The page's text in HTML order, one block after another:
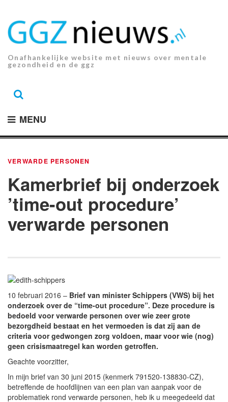
inhoud.
Onafhankelijke website met nieuws over mentale
gezondheid en de ggz
MENU
VERWARDE PERSONEN
Kamerbrief bij onderzoek
’time-out procedure’
verwarde personen
10 februari 2016 – Brief van minister Schippers (VWS) bij het
onderzoek over de “time-out procedure”. Deze procedure is
bedoeld voor verwarde personen over wie zeer grote
bezorgdheid bestaat en het vermoeden is dat zij aan de
criteria voor gedwongen zorg voldoen, maar voor wie (nog)
geen crisismaatregel kan worden getroffen.
Geachte voorzitter,
In mijn brief van 30 juni 2015 (kenmerk 791520-138830-CZ),
betreffende de hoofdlijnen van een plan van aanpak voor de
problematiek rond verwarde personen, heb ik u meegedeeld dat